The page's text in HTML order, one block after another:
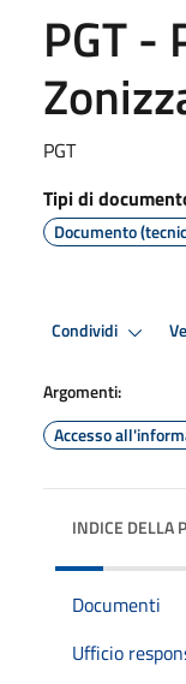
PGT -
PGT
Tipi di
Documento
Condividi
Argomenti:
Accesso
INDICE DELLA
Documenti
Ufficio